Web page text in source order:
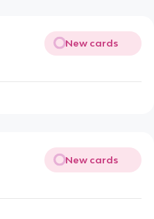
New cards
New cards